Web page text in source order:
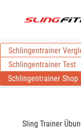
Schlingentrainer
Schlingentrainer Test
Schlingentrainer Shop
Sling Trainer